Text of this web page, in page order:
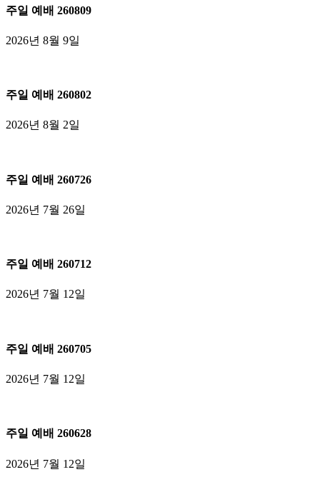
일
배
주일 예배 260809
2026년 8월 9일
일
배
주일 예배 260802
2026년 8월 2일
일
배
주일 예배 260726
2026년 7월 26일
일
배
주일 예배 260712
2026년 7월 12일
일
배
주일 예배 260705
2026년 7월 12일
일
배
주일 예배 260628
2026년 7월 12일